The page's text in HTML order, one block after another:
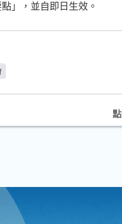
」，並自即日生效。